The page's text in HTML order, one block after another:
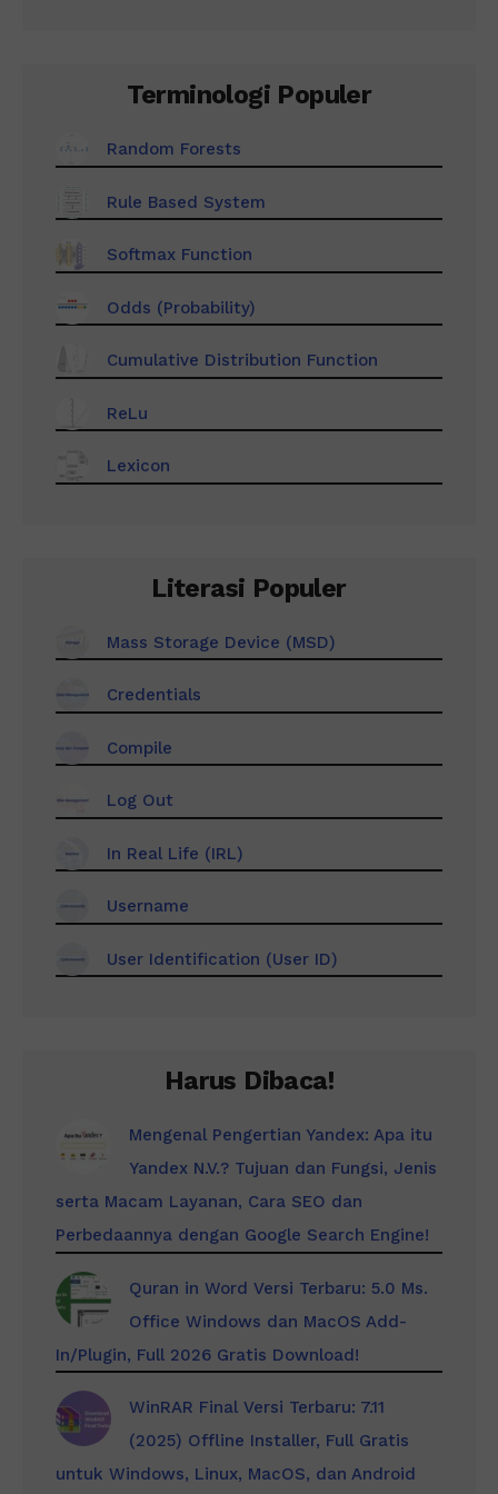
Terminologi Populer
Random Forests
Rule Based System
Softmax Function
Odds (Probability)
Cumulative Distribution Function
ReLu
Lexicon
Literasi Populer
Mass Storage Device (MSD)
Credentials
Compile
Log Out
In Real Life (IRL)
Username
User Identification (User ID)
Harus Dibaca!
Mengenal Pengertian Yandex: Apa itu
Yandex N.V.? Tujuan dan Fungsi, Jenis
serta Macam Layanan, Cara SEO dan
Perbedaannya dengan Google Search Engine!
Quran in Word Versi Terbaru: 5.0 Ms.
Office Windows dan MacOS Add-
In/Plugin, Full 2026 Gratis Download!
WinRAR Final Versi Terbaru: 7.11
(2025) Offline Installer, Full Gratis
untuk Windows, Linux, MacOS, dan Android